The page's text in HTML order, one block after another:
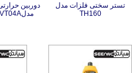
تستر سختی فلزات مدل
TH160
دوربین
مدلFluke VT04A